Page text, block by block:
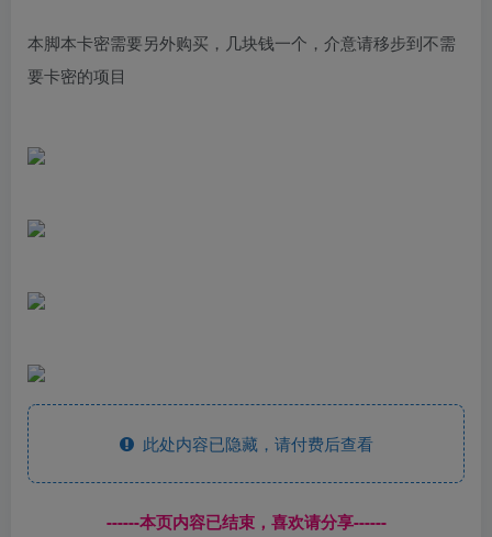
本脚本卡密需要另外购买，几块钱一个，介意请移步到不需
要卡密的项目
此处内容已隐藏，请付费后查看
------本页内容已结束，喜欢请分享------